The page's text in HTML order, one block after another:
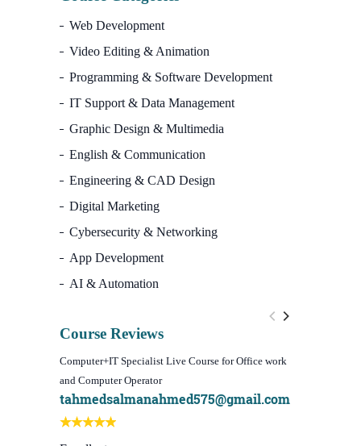
Web Development
Video Editing & Animation
Programming & Software Development
IT Support & Data Management
Graphic Design & Multimedia
English & Communication
Engineering & CAD Design
Digital Marketing
Cybersecurity & Networking
App Development
AI & Automation
Course Reviews
Computer+IT Specialist Live Course for Office work
and Computer Operator
tahmedsalmanahmed575@gmail.com